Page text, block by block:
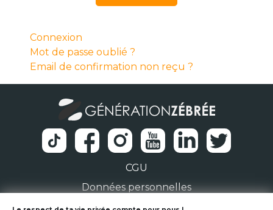
Connexion
Mot de passe oublié ?
Email de confirmation non reçu ?
CGU
Données personnelles